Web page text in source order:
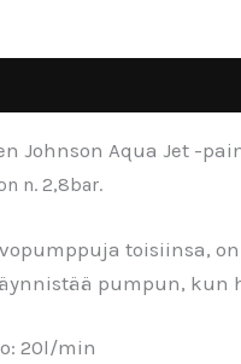
Johnson Aqua Jet -
n. 2,8bar.
toisiinsa,
pumpun, kun
20l/min